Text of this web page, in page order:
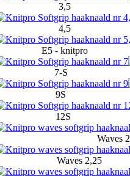
3,5
4,5
E5 - knitpro
7-S
9S
12S
Waves 2
Waves 2,25